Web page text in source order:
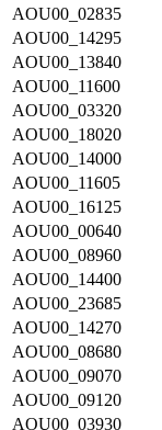
AOU00_02835
AOU00_14295
AOU00_13840
AOU00_11600
AOU00_03320
AOU00_18020
AOU00_14000
AOU00_11605
AOU00_16125
AOU00_00640
AOU00_08960
AOU00_14400
AOU00_23685
AOU00_14270
AOU00_08680
AOU00_09070
AOU00_09120
AOU00_03930